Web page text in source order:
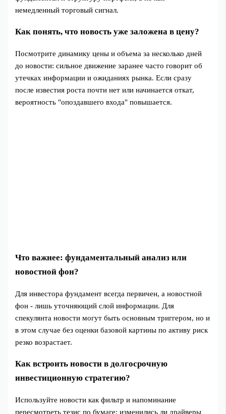
немедленный торговый сигнал.
Как понять, что новость уже заложена в цену?
Посмотрите динамику цены и объема за несколько дней
до новости: сильное движение заранее часто говорит об
утечках информации и ожиданиях рынка. Если сразу
после известия роста почти нет или начинается откат,
вероятность "опоздавшего входа" повышается.
Что важнее: фундаментальный анализ или
новостной фон?
Для инвестора фундамент всегда первичен, а новостной
фон - лишь уточняющий слой информации. Для
спекулянта новости могут быть основным триггером, но и
в этом случае без оценки базовой картины по активу риск
резко возрастает.
Как встроить новости в долгосрочную
инвестиционную стратегию?
Используйте новости как фильтр и напоминание
пересмотреть тезис по бумаге: изменились ли драйверы